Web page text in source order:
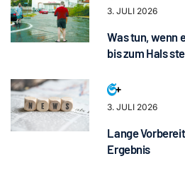
3. JULI 2026
Was tun, wenn
bis zum Hals
3. JULI 2026
Lange
Ergebnis